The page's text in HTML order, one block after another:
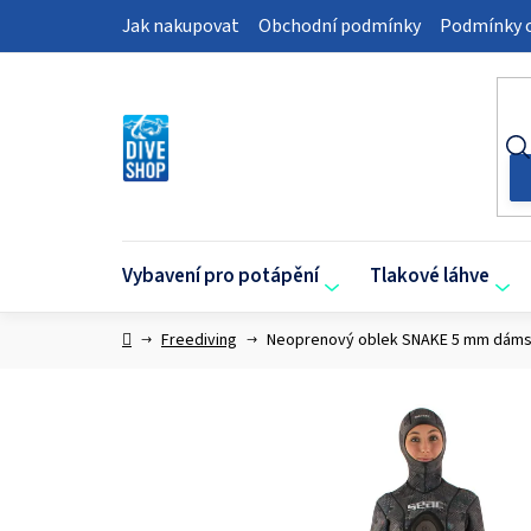
Jak nakupovat Obchodní podmínky Podmínky
Vybavení pro potápění Tlakové láhve
DomůFreediving Neoprenový oblek SNAKE 5 mm